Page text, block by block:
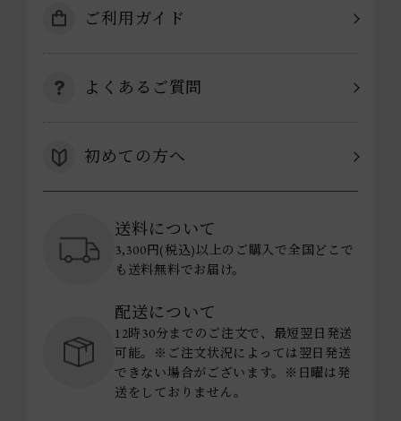
ご利用ガイド
よくあるご質問
初めての方へ
送料について
3,300円(税込)以上のご購入で全国どこで
も送料無料でお届け。
配送について
12時30分までのご注文で、最短翌日発送
可能。※ご注文状況によっては翌日発送
できない場合がございます。※日曜は発
送をしておりません。